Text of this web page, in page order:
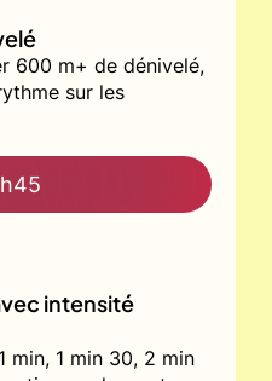
600 m+ de dénivelé,
sur les
intensité
min, 1 min 30, 2 min